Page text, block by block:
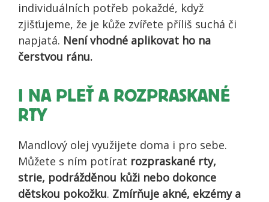
individuálních potřeb pokaždé, když
zjišťujeme, že je kůže zvířete příliš suchá či
napjatá. Není vhodné aplikovat ho na
čerstvou ránu.
I NA PLEŤ A ROZPRASKANÉ
RTY
Mandlový olej využijete doma i pro sebe.
Můžete s ním potírat rozpraskané rty,
strie, podrážděnou kůži nebo dokonce
dětskou pokožku. Zmírňuje akné, ekzémy a